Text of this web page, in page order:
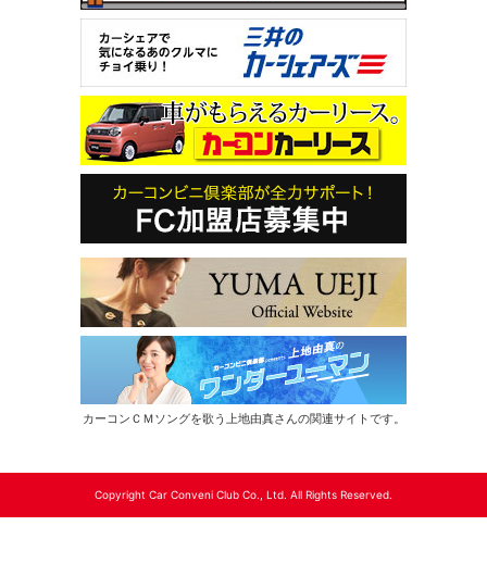
カーコンＣＭソングを歌う上地由真さんの関連サイトです。
Copyright Car Conveni Club Co., Ltd. All Rights Reserved.